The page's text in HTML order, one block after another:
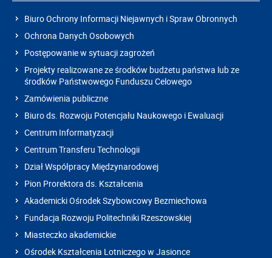
Biuro Ochrony Informacji Niejawnych i Spraw Obronnych
Ochrona Danych Osobowych
Postępowanie w sytuacji zagrożeń
Projekty realizowane ze środków budżetu państwa lub ze
środków Państwowego Funduszu Celowego
Zamówienia publiczne
Biuro ds. Rozwoju Potencjału Naukowego i Ewaluacji
Centrum Informatyzacji
Centrum Transferu Technologii
Dział Współpracy Międzynarodowej
Pion Prorektora ds. Kształcenia
Akademicki Ośrodek Szybowcowy Bezmiechowa
Fundacja Rozwoju Politechniki Rzeszowskiej
Miasteczko akademickie
Ośrodek Kształcenia Lotniczego w Jasionce